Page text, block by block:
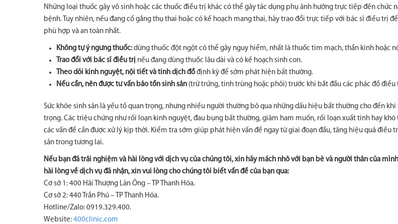
Những loại thuốc gây vô sinh hoặc các thuốc điều trị khác có thể gây tác dụng phụ ảnh hưởng trực tiếp đến chức
bệnh. Tuy nhiên, nếu đang cố gắng thụ thai hoặc có kế hoạch mang thai, hãy trao đổi trực tiếp với bác sĩ điều trị
phù hợp và an toàn nhất.
Không tự ý ngưng thuốc: dừng thuốc đột ngột có thể gây nguy hiểm, nhất là thuốc tim mạch, thần kinh hoặc
Trao đổi với bác sĩ điều trị nếu đang dùng thuốc lâu dài và có kế hoạch sinh con.
Theo dõi kinh nguyệt, nội tiết và tinh dịch đồđịnh kỳ để sớm phát hiện bất thường.
Nếu cần, nên được tư vấn bảo tồn sinh sản (trữ trứng, tinh trùng hoặc phôi) trước khi bắt đầu các phác đồ điều
Sức khỏe sinh sản là yếu tố quan trọng, nhưng nhiều người thường bỏ qua những dấu hiệu bất thường cho đến
trọng. Các triệu chứng như rối loạn kinh nguyệt, đau bụng bất thường, giảm ham muốn, rối loạn xuất tinh hay
các vấn đề cần được xử lý kịp thời. Kiểm tra sớm giúp phát hiện vấn đề ngay từ giai đoạn đầu, tăng hiệu quả điều
sản trong tương lai.
Nếu bạn đã trải nghiệm và hài lòng với dịch vụ của chúng tôi, xin hãy mách nhỏ với bạn bè và người thân của
hài lòng về dịch vụ đã nhận, xin vui lòng cho chúng tôi biết vấn đề của bạn qua:
Cơ sở 1: 400 Hải Thượng Lãn Ông – TP Thanh Hóa.
Cơ sở 2: 440 Trần Phú – TP Thanh Hóa.
Hotline/Zalo: 0919.329.400.
Website: 400clinic.com